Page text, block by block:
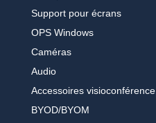
Support pour écrans
OPS Windows
Caméras
Audio
Accessoires visioconférence
BYOD/BYOM